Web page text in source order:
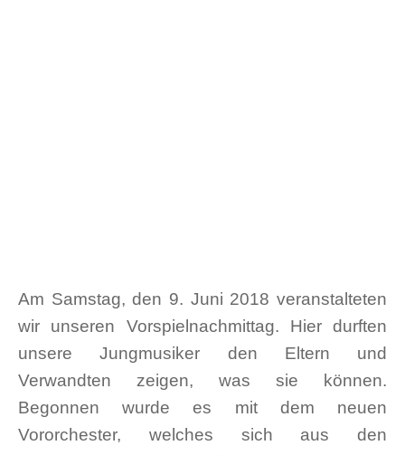
Am Samstag, den 9. Juni 2018 veranstalteten
wir unseren Vorspielnachmittag. Hier durften
unsere Jungmusiker den Eltern und
Verwandten zeigen, was sie können.
Begonnen wurde es mit dem neuen
Vororchester, welches sich aus den